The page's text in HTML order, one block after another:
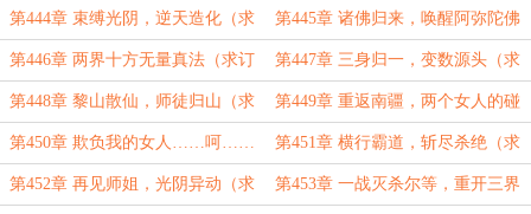
阅） 订阅）
第444章 束缚光阴，逆天造化（求
订阅）
第445章 诸佛归来，唤醒阿弥陀佛
（求订阅）
第446章 两界十方无量真法（求订
阅）
第447章 三身归一，变数源头（求
订阅）
第448章 黎山散仙，师徒归山（求
订阅）
第449章 重返南疆，两个女人的碰
面（求订阅）
第450章 欺负我的女人……呵……
（求订阅）
第451章 横行霸道，斩尽杀绝（求
订阅）
第452章 再见师姐，光阴异动（求 第453章 一战灭杀尔等，重开三界